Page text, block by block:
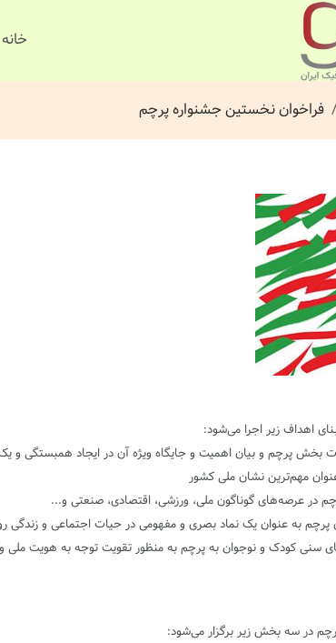
خانه
فراخوان نخستین جشنواره پرچم
اهداف زیر اجرا می‌شود:
در سه بخش زیر برگزار می‌شود: